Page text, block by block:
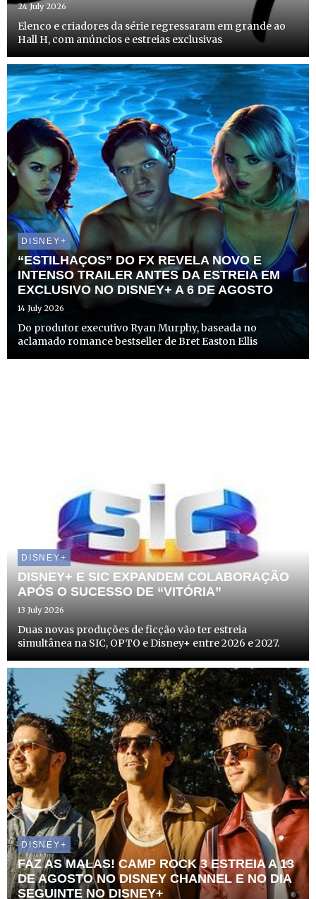
24 July 2026
Elenco e criadores da série regressaram em grande ao
Hall H, com anúncios e estreias exclusivas
DISNEY+
“ESTILHAÇOS” DO FX REVELA NOVO E
INTENSO TRAILER ANTES DA ESTREIA EM
EXCLUSIVO NO DISNEY+ A 6 DE AGOSTO
14 July 2026
Do produtor executivo Ryan Murphy, baseada no
aclamado romance bestseller de Bret Easton Ellis
DISNEY+
DISNEY+ E SIC EXPANDEM COLABORAÇÃO
APÓS O SUCESSO DE “VITÓRIA”
13 July 2026
Duas novas produções de ficção vão ter estreia
simultânea na SIC, OPTO e Disney+ entre 2026 e 2027.
DISNEY+
FAZ AS MALAS! CAMP ROCK 3 ESTREIA A 13
DE AGOSTO NO DISNEY CHANNEL E NO DIA
SEGUINTE NO DISNEY+